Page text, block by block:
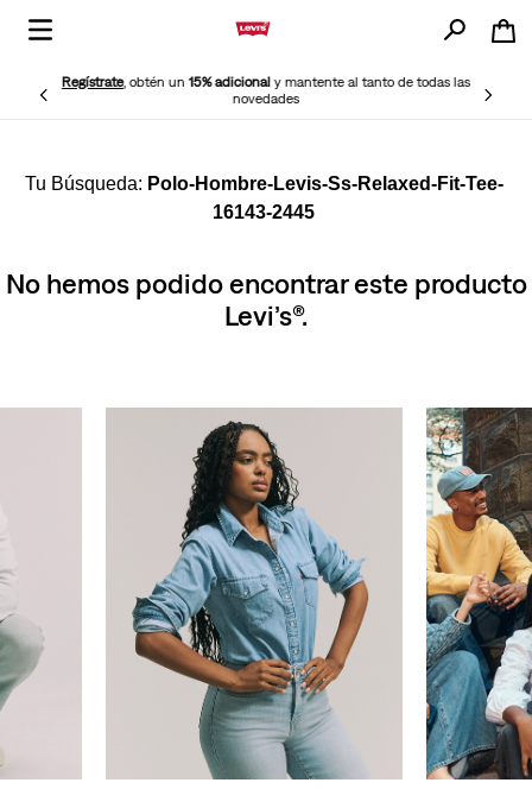
Regístrate, obtén un15% adicionaly mantente al tanto de todas las
novedades
Polo-Hombre-Levis-Ss-Relaxed-Fit-Tee-
16143-2445
No hemos podido encontrar este producto
Levi’s®.